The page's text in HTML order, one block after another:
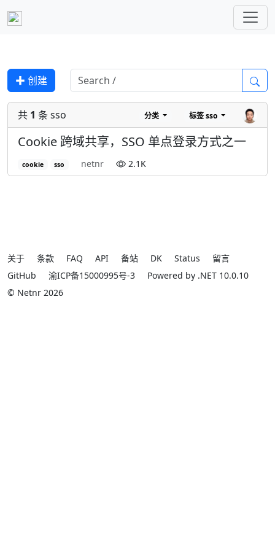
✚ 创建
共 1 条 sso 分类 标签sso
Cookie 跨域共享，SSO 单点登录方式之一
cookie sso netnr 2.1K
关于 条款 FAQ API 备站 DK Status
留言
GitHub
渝ICP备15000995号-3
Powered by .NET 10.0.10
© Netnr 2026